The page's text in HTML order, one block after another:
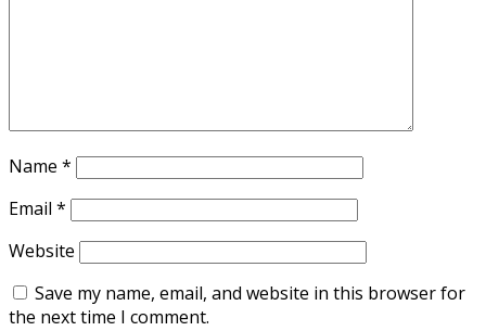
Name *
Email *
Website
Save my name, email, and website in this browser for
the next time I comment.